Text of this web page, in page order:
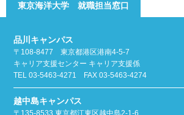
東京海洋大学 就職担当窓口
品川キャンパス
〒108-8477 東京都港区港南4-5-7
キャリア支援センター キャリア支援係
TEL 03-5463-4271 FAX 03-5463-4274
越中島キャンパス
〒135-8533 東京都江東区越中島2-1-6